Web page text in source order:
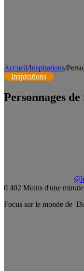
Accueil/Inspirations/
Inspirations
Personnages
0 402 Moins d'une minute
Focus sur le monde de